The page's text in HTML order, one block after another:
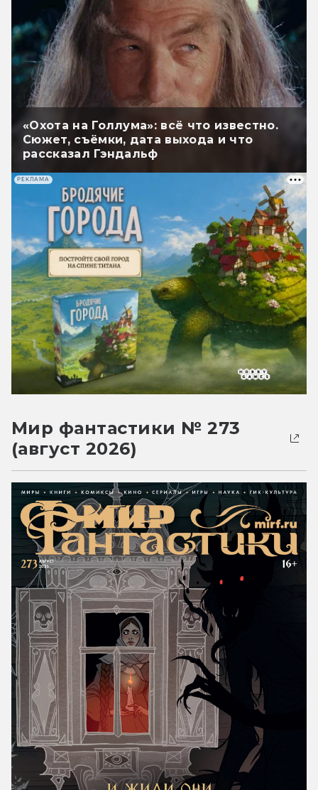
«Охота на Голлума»: всё что известно.
Сюжет, съёмки, дата выхода и что
рассказал Гэндальф
РЕКЛАМА
Мир фантастики № 273
(август 2026)